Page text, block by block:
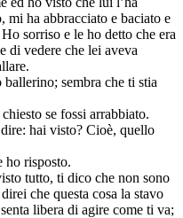
mi ha abbracciato e baciato e
sorriso e le ho detto che era
di vedere che lei aveva
sembra che ti stia
se fossi arrabbiato.
hai visto? Cioè, quello
ho risposto.
tutto, ti dico che non sono
che questa cosa la stavo
libera di agire come ti va;